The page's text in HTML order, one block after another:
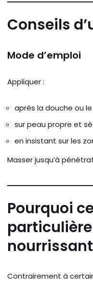
Conseils
Mode d’emploi
Appliquer :
après la douche ou le
sur peau propre et
en insistant sur les
Masser jusqu’à
Pourquoi
Contrairement à